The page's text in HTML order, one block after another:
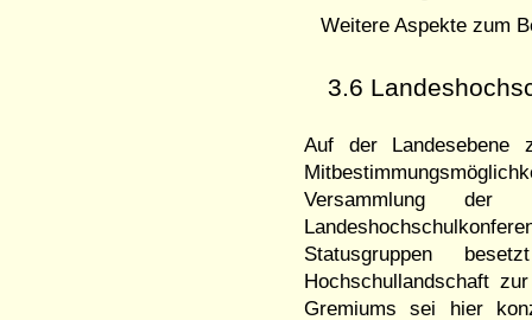
Weitere Aspekte zum
3.6
Auf der
Versammlung der
Statusgruppen
Hochschullandschaft
Gremiums sei hier